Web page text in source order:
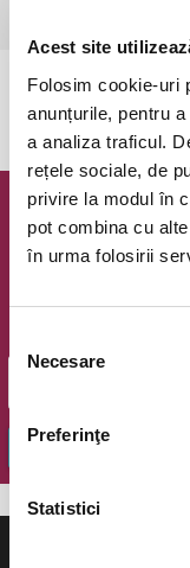
Acest site
Folosim cookie-uri
anunțurile, pentru
a analiza traficul.
rețele sociale, de
privire la modul în
pot combina cu
în urma folosirii
consimțământului
Necesare
Preferinţe
Statistici
OK